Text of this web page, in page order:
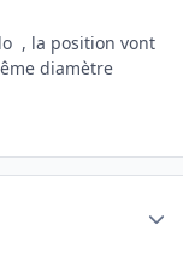
, la position vont
diamètre